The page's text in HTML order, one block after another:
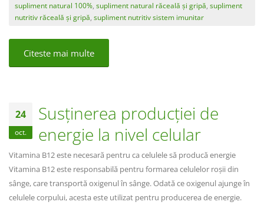
supliment natural 100% supliment natural răceală și gripă supliment
nutritiv răceală și gripă supliment nutritiv sistem imunitar
Citeste mai multe
24
oct.
Susținerea producției de
energie la nivel celular
Vitamina B12 este necesară pentru ca celulele să producă energie
Vitamina B12 este responsabilă pentru formarea celulelor roșii din
sânge, care transportă oxigenul în sânge. Odată ce oxigenul ajunge în
celulele corpului, acesta este utilizat pentru producerea de energie.